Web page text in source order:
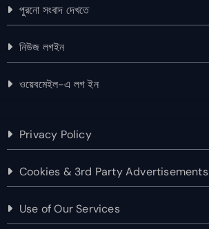
পুরনো সংবাদ দেখতে
নিউজ লগইন
ওয়েবমেইল-এ লগ ইন
Privacy Policy
Cookies & 3rd Party Advertisements
Use of Our Services